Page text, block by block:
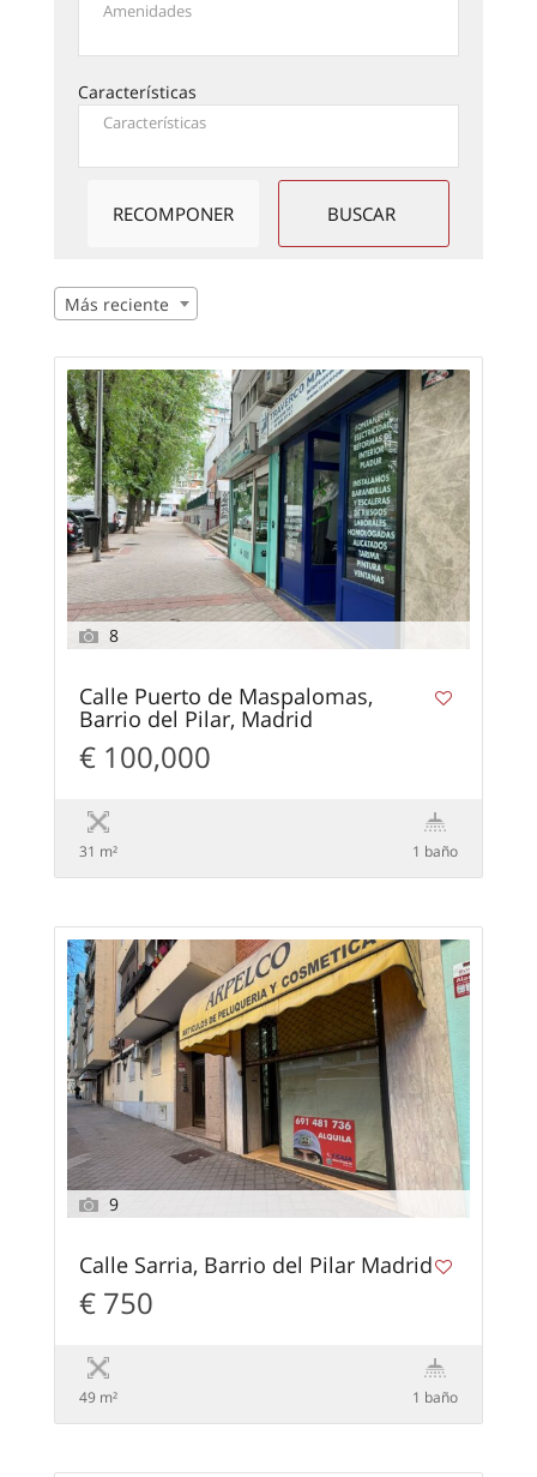
Características
Más reciente
8
Calle Puerto de Maspalomas,
Barrio del Pilar, Madrid
€ 100,000
31 m² 1 baño
9
Calle Sarria, Barrio del Pilar Madrid
€ 750
49 m² 1 baño